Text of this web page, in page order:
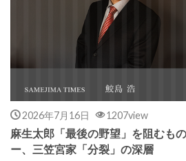
2026年7月16日 1207view
麻生太郎「最後の野望」を阻むも
ー、三笠宮家「分裂」の深層